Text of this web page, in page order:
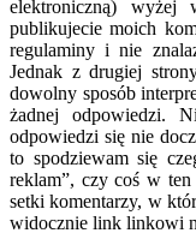
elektroniczną) wyżej
publikujecie moich
regulaminy i nie
Jednak z drugiej
dowolny sposób
żadnej odpowiedzi.
odpowiedzi się nie
to spodziewam się
reklam”, czy coś w
setki komentarzy, w
widocznie link linkowi